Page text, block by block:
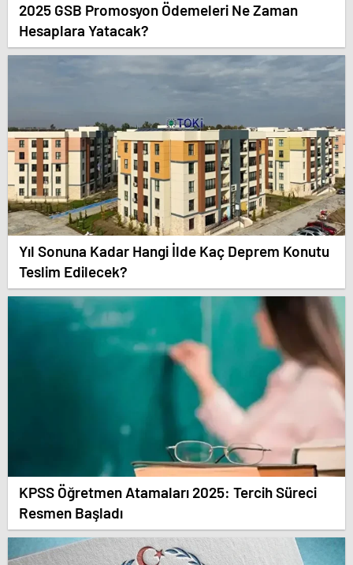
2025 GSB Promosyon Ödemeleri Ne Zaman
Hesaplara Yatacak?
Yıl Sonuna Kadar Hangi İlde Kaç Deprem Konutu
Teslim Edilecek?
KPSS Öğretmen Atamaları 2025: Tercih Süreci
Resmen Başladı